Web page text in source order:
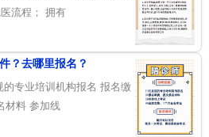
流程； 拥有
？去哪里报名？
专业培训机构报名 报名缴
材料 参加线